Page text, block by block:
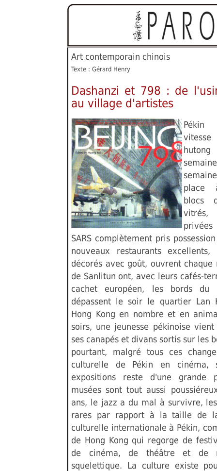
Art contemporain chinois
Texte : Gérard Henry
Dashanzi et 798 : de
au village d'artistes
hutong
place
blocs
vitrés,
SARS complètement pris
nouveaux restaurants excellents,
décorés avec goût, ouvrent chaque
de Sanlitun ont, avec leurs cafés-
cachet européen, les bords
dépassent le soir le quartier Lan
Hong Kong en nombre et en
soirs, une jeunesse pékinoise
ses canapés et divans sortis sur les
pourtant, malgré tous ces
culturelle de Pékin en cinéma,
expositions reste d'une grande
musées sont tout aussi
ans, le jazz a du mal à survivre,
rares par rapport à la taille de
culturelle internationale à Pékin,
de Hong Kong qui regorge de
de cinéma, de théâtre et de
squelettique. La culture existe